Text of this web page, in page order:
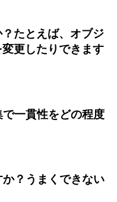
たとえば、オブジ
更したりできます
一貫性をどの程度
？うまくできない